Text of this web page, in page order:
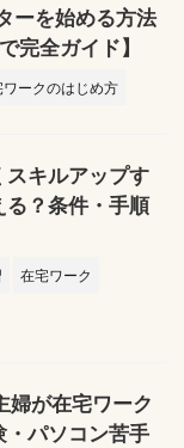
ーを始める方法
完全ガイド】
ワークのはじめ方
キルアップす
？条件・手順
在宅ワーク
婦が在宅ワーク
パソコン苦手